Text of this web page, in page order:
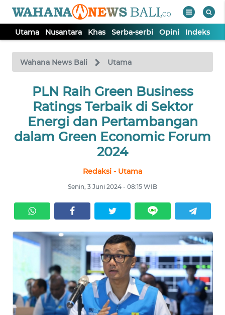
Utama Nusantara Khas Serba-serbi Opini Indeks
Wahana News Bali Utama
PLN Raih Green Business
Ratings Terbaik di Sektor
Energi dan Pertambangan
dalam Green Economic Forum
2024
Redaksi - Utama
Senin, 3 Juni 2024 - 08:15 WIB
TV
Tutup
UTAMA
NUSANTARA
OPINI
Informasi
INDEKS
BERITA
KONTAK
KAMI